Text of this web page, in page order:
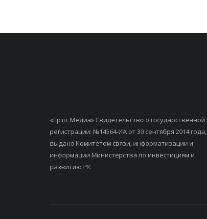
«Ертiс Медиа» Свидетельство о государственной
регистрации: №14564-ИА от 30 сентября 2014 года,
выдано Комитетом связи, информатизации и
информации Министерства по инвестициям и
развитию РК